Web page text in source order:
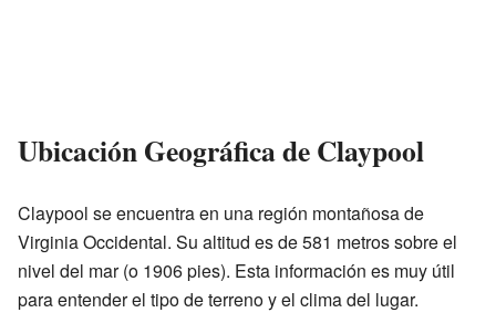
Ubicación Geográfica de Claypool
Claypool se encuentra en una región montañosa de
Virginia Occidental. Su altitud es de 581 metros sobre el
nivel del mar (o 1906 pies). Esta información es muy útil
para entender el tipo de terreno y el clima del lugar.